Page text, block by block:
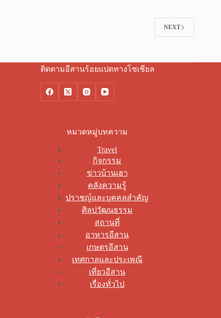
NEXT
ติดตามอีสานร้อยแปดทางโซเชียล
หมวดหมู่บทความ
Travel
กิจกรรม
ข่าวบ้านเฮา
คลังความรู้
ปราชญ์และบุคคลสำคัญ
ศิลปวัฒนธรรม
สถานที่
อาหารอีสาน
เกษตรอีสาน
เทศกาลและประเพณี
เที่ยวอีสาน
เรื่องทั่วไป